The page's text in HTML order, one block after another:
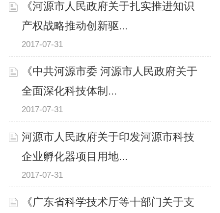
《河源市人民政府关于扎实推进知识
产权战略推动创新驱...
2017-07-31
《中共河源市委 河源市人民政府关于
全面深化科技体制...
2017-07-31
河源市人民政府关于印发河源市科技
企业孵化器项目用地...
2017-07-31
《广东省科学技术厅等十部门关于支